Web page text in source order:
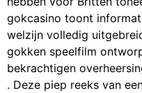
gokcasino toont
welzijn volledig
gokken speelfilm
bekrachtigen
. Deze piep reeks van